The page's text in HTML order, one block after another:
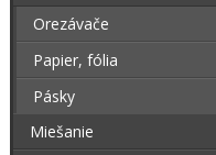
Orezávače
Papier, fólia
Pásky
Miešanie